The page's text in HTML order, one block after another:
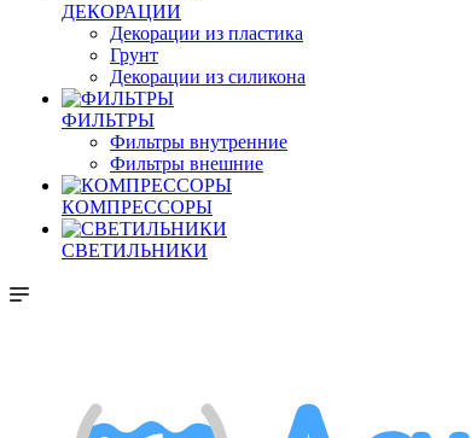
ДЕКОРАЦИИ
Декорации из пластика
Грунт
Декорации из силикона
ФИЛЬТРЫ
Фильтры внутренние
Фильтры внешние
КОМПРЕССОРЫ
СВЕТИЛЬНИКИ